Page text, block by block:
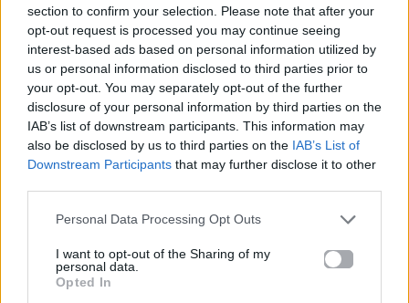
section to confirm your selection. Please note that after your
opt-out request is processed you may continue seeing
interest-based ads based on personal information utilized by
us or personal information disclosed to third parties prior to
your opt-out. You may separately opt-out of the further
disclosure of your personal information by third parties on the
IAB’s list of downstream participants. This information may
also be disclosed by us to third parties on the IAB’s List of
Downstream Participants that may further disclose it to other
Personal Data Processing Opt Outs
I want to opt-out of the Sharing of my
personal data.
Opted In
«Τι θέλω εγώ με σένα»: Το teaser για το νέο
τραγούδι του Γιώργου Σαμπάνη που ήδη
συζητιέται
Ποιο ήταν το πιο εκρηκτικό performance της
Άννας Βίσση στα MAD VMA;
Για σχόλια, μηνύματα ή φωτογραφικό υλικό
σχετικά με τοMad.gr, επισκεφτείτε μας στο
Facebook
, επικοινωνήστε μέσω
Ariana Grande Hate That I Made You Love Me